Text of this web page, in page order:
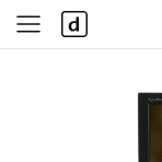
사
이
다
나
와